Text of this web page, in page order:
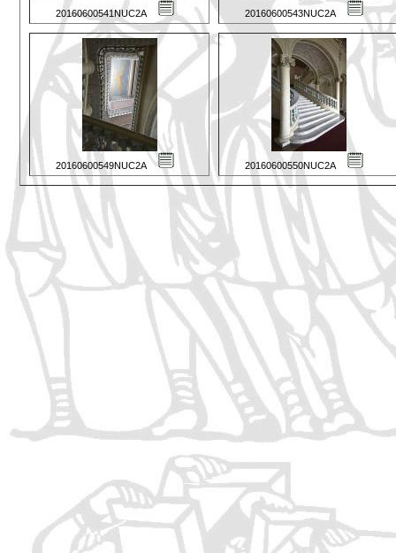
20160600541NUC2A 20160600543NUC2A
20160600549NUC2A 20160600550NUC2A